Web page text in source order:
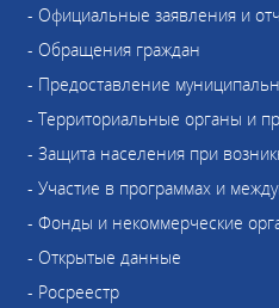
- Официальные заявления и
- Обращения граждан
- Предоставление
- Территориальные органы и
- Защита населения при
- Участие в программах и
- Фонды и некоммерческие
- Открытые данные
- Росреестр